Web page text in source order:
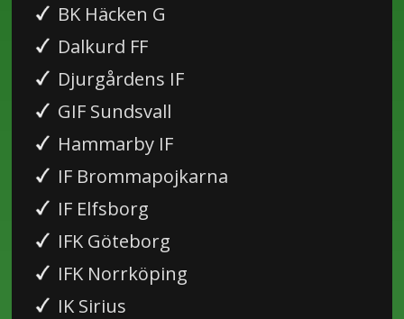
BK Häcken G
Dalkurd FF
Djurgårdens IF
GIF Sundsvall
Hammarby IF
IF Brommapojkarna
IF Elfsborg
IFK Göteborg
IFK Norrköping
IK Sirius